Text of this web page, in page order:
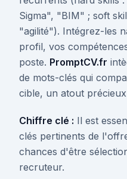
Sigma", "BIM" ; soft
"agilité"). Intégrez-les
profil, vos
poste. PromptCV.fr
de mots-clés qui
cible, un atout
Chiffre clé : Il est
clés pertinents de
chances d'être
recruteur.